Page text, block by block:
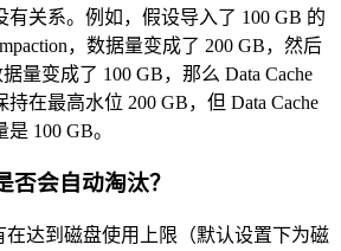
关系。例如，假设导入了 100 GB 的
，数据量变成了 200 GB，然后
量变成了 100 GB，那么 Data Cache
在最高水位 200 GB，但 Data Cache
100 GB。
否会自动淘汰？
在达到磁盘使用上限（默认设置下为磁